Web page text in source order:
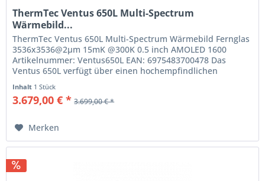
ThermTec Ventus 650L Multi-Spectrum
Wärmebild...
ThermTec Ventus 650L Multi-Spectrum Wärmebild Fernglas
3536x3536@2μm 15mK @300K 0.5 inch AMOLED 1600
Artikelnummer: Ventus650L EAN: 6975483700478 Das
Ventus 650L verfügt über einen hochempfindlichen
Inhalt 1 Stück
3.679,00 € * 3.699,00 € *
Merken